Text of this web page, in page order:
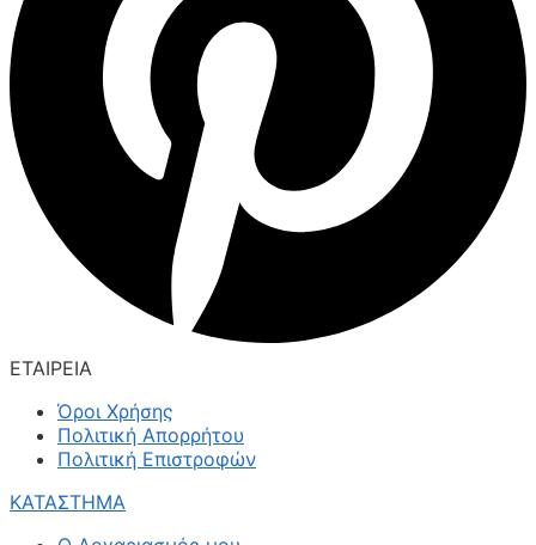
ΕΤΑΙΡΕΙΑ
Όροι Χρήσης
Πολιτική Απορρήτου
Πολιτική Επιστροφών
ΚΑΤΑΣΤΗΜΑ